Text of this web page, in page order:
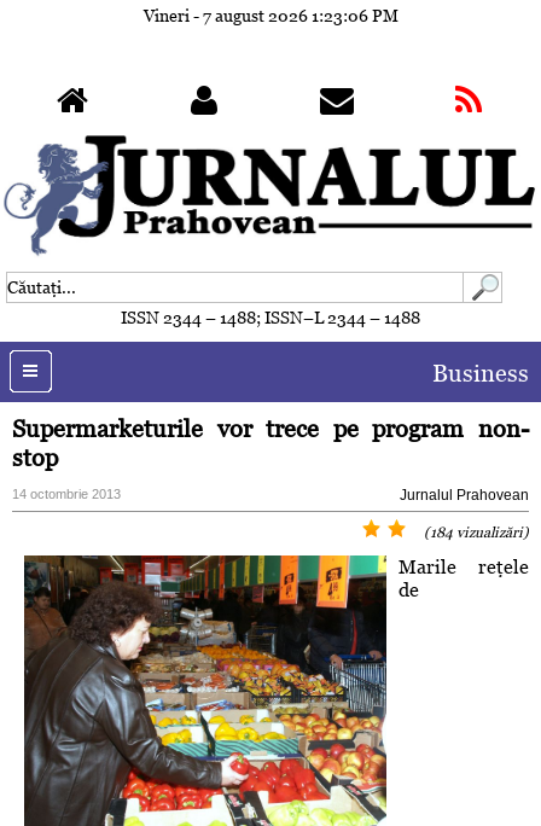
Vineri - 7 august 20261:23:08 PM
ISSN 2344 – 1488; ISSN–L 2344 – 1488
Business
Supermarketurile vor trece pe program non-
stop
14 octombrie 2013 Jurnalul Prahovean
(184 vizualizări)
Marile reţele
de